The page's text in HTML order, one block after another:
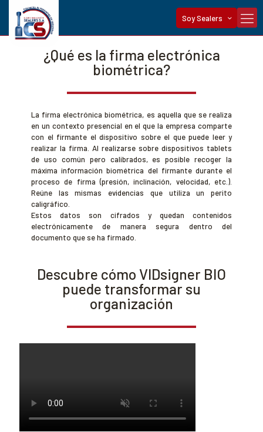
Soy Sealers
¿Qué es la firma electrónica
biométrica?
La firma electrónica biométrica, es aquella que se realiza
en un contexto presencial en el que la empresa comparte
con el firmante el dispositivo sobre el que puede leer y
realizar la firma. Al realizarse sobre dispositivos tablets
de uso común pero calibrados, es posible recoger la
máxima información biométrica del firmante durante el
proceso de firma (presión, inclinación, velocidad, etc.).
Reúne las mismas evidencias que utiliza un perito
caligráfico.
Estos datos son cifrados y quedan contenidos
electrónicamente de manera segura dentro del
documento que se ha firmado.
Descubre cómo VIDsigner BIO
puede transformar su
organización